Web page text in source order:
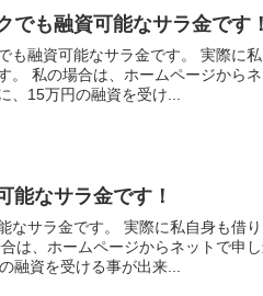
でも融資可能なサラ金です！
も融資可能なサラ金です。 実際に
。 私の場合は、ホームページから
、15万円の融資を受け...
能なサラ金です！
なサラ金です。 実際に私自身も借
は、ホームページからネットで申
融資を受ける事が出来...